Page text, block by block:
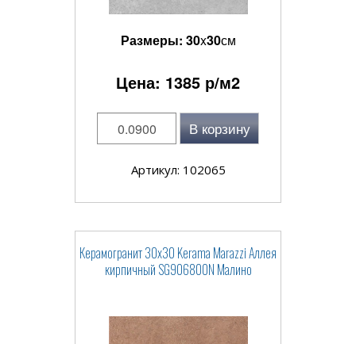
Размеры: 30x30см
Цена: 1385 р/м2
В корзину
Артикул: 102065
Керамогранит 30x30 Kerama Marazzi Аллея
кирпичный SG906800N Малино